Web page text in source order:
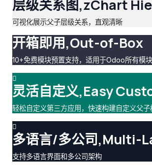
层级关系图,zChart
可视化展示父子层级关系，直观清晰
开箱即用,Out-of-Box
10+免费模块预置支持，适用于Odoo所有模块
灵活自定义,Easy
轻松自定义第三方应用，快速构建自定义父子
多语言/多公司,Multi-
支持多语言界面和多公司架构